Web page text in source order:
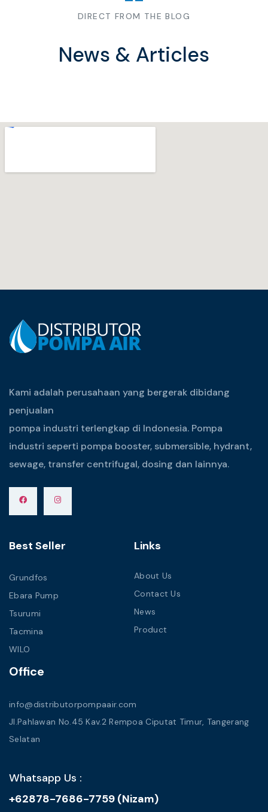
DIRECT FROM THE BLOG
News & Articles
Kami adalah perusahaan yang bergerak dibidang
penjualan
pompa industri terlengkap di Indonesia. Pompa
industri seperti pompa booster, submersible, hydrant,
sewage, transfer centrifugal, dosing dan lainnya.
Best Seller
Grundfos
Ebara Pump
Tsurumi
Tacmina
WILO
Links
About Us
Contact Us
News
Product
Office
info@distributorpompaair.com
Jl.Pahlawan No.45 Kav.2 Rempoa Ciputat Timur, Tangerang
Selatan
Whatsapp Us :
+62878-7686-7759 (Nizam)